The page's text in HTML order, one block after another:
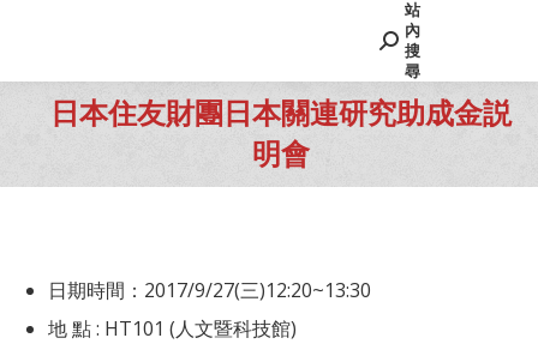
Search:
站
內
搜
尋
日本住友財團日本關連研究助成金説
明會
You are here:
日期時間：2017/9/27(三)12:20~13:30
地 點 : HT101 (人文暨科技館)